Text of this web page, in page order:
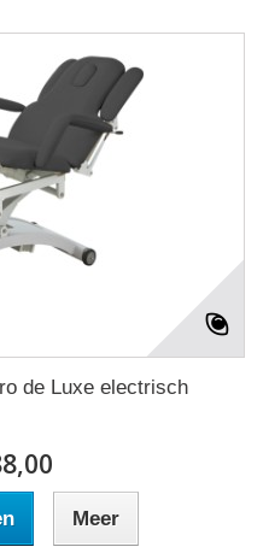
de Luxe electrisch
Meer